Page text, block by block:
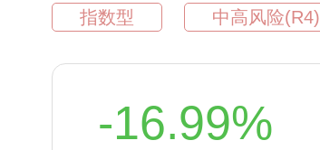
指数型 中高风险(R4)
-16.99%